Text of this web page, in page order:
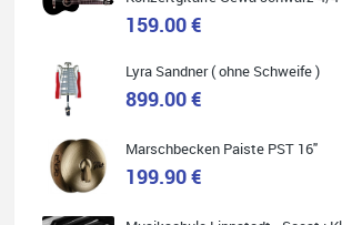
Carsten Spiegel
Ich war auf der Suche nach einem neuen
begeistert: ich bin super beraten worden,
wurde alles zusammengestellt, so dass ich alles
abholen musste. Top!
159.00 €
Lyra Sandner ( ohne Schweife )
899.00 €
Marschbecken Paiste PST 16"
199.90 €